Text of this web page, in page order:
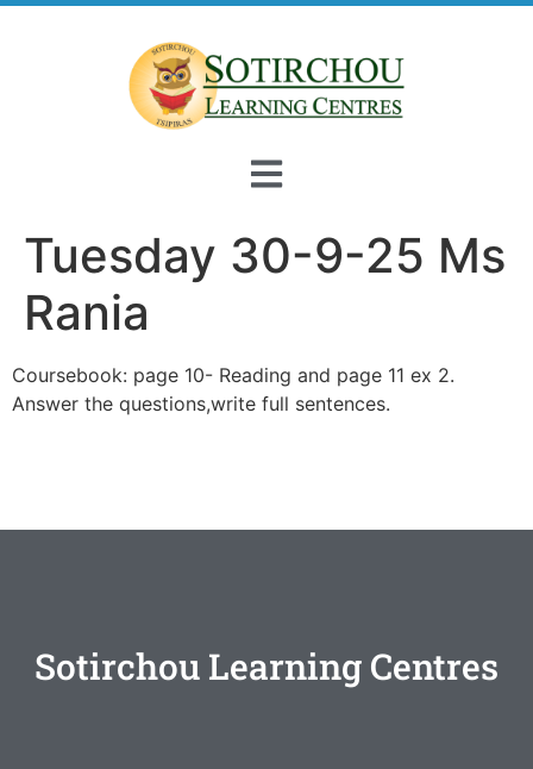
Tuesday 30-9-25 Ms
Rania
Coursebook: page 10- Reading and page 11 ex 2.
Answer the questions,write full sentences.
Sotirchou Learning Centres